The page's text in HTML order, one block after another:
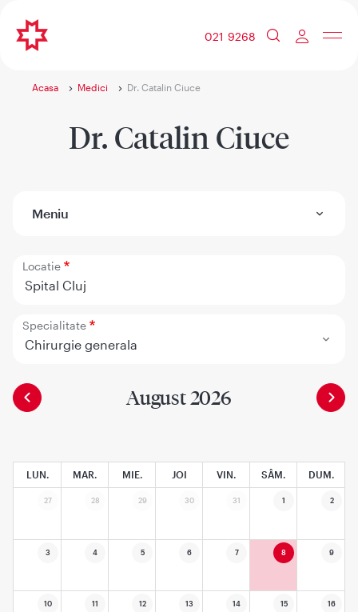
021 9268
Acasa Medici Dr. Catalin Ciuce
Dr. Catalin Ciuce
Meniu
Locatie
Spital Cluj
Specialitate
Chirurgie generala
August 2026
LUN. MAR. MIE. JOI VIN. SÂM. DUM.
27 28 29 30 31 1 2
3 4 5 6 7 8 9
10 11 12 13 14 15 16